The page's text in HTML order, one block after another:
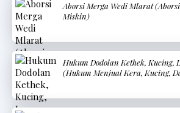
Aborsi Merga Wedi Mlarat
Miskin)
Hukum Dodolan Kethek, Kucing,
(Hukum Menjual Kera, Kucing,